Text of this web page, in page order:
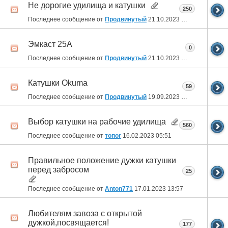
Не дорогие удилища и катушки
Последнее сообщение от Продвинутый 21.10.2023
250
Эмкаст 25А
Последнее сообщение от Продвинутый 21.10.2023
0
Катушки Okuma
Последнее сообщение от Продвинутый 19.09.2023
59
Выбор катушки на рабочие удилища
Последнее сообщение от топоr 16.02.2023 05:51
560
Правильное положение дужки катушки
перед забросом
Последнее сообщение от Anton771 17.01.2023 13:57
25
Любителям завоза с открытой
дужкой,посвящается!
177